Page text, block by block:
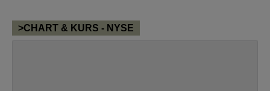
>CHART & KURS - NYSE